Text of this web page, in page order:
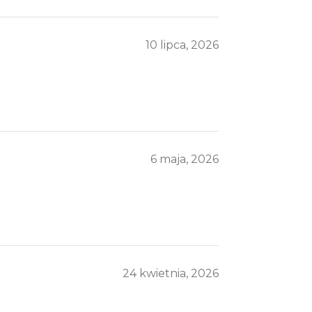
10 lipca, 2026
6 maja, 2026
24 kwietnia, 2026